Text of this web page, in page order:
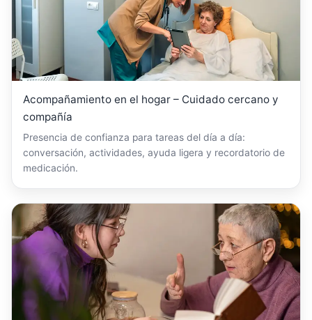
Acompañamiento en el hogar – Cuidado cercano y
compañía
Presencia de confianza para tareas del día a día:
conversación, actividades, ayuda ligera y recordatorio de
medicación.